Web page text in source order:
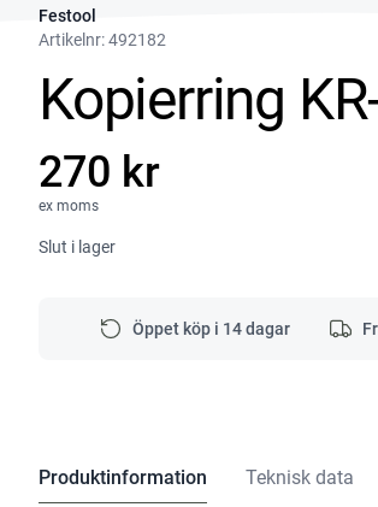
Festool
Artikelnr:492182
Kopierring
270 kr
ex moms
Slut i lager
Öppet köp i 14 dagar
Produktinformation Teknisk data